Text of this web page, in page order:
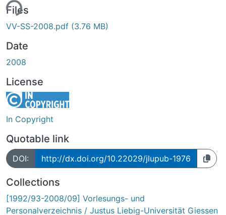
Files
VV-SS-2008.pdf (3.76 MB)
Date
2008
License
In Copyright
Quotable link
DOI: http://dx.doi.org/10.22029/jlupub-1976
Collections
[1992/93-2008/09] Vorlesungs- und
Personalverzeichnis / Justus Liebig-Universität Giessen